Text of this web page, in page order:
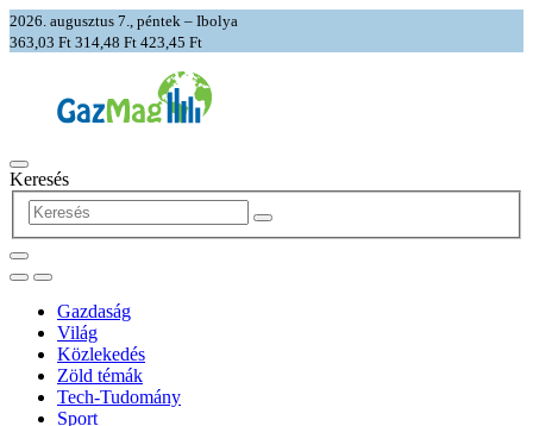
2026. augusztus 7., péntek – Ibolya
363,03 Ft 314,48 Ft 423,45 Ft
Keresés
Gazdaság
Világ
Közlekedés
Zöld témák
Tech-Tudomány
Sport